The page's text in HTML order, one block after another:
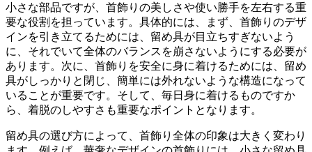
小さな部品ですが、首飾りの美しさや使い勝手を左右する重
要な役割 を担っています。具体的には、まず、首飾りのデザ
インを引き立てるためには、留め具が目立ちすぎないよう
に、それでいて全体のバランスを崩さないようにする必要が
あります。次に、首飾りを安全に身に着けるためには、留め
具がしっかりと閉じ、簡単には外れないような構造になって
いることが重要です。そして、毎日身に着けるものですか
ら、着脱のしやすさも重要なポイントとなります。
留め具の選び方によって、首飾り全体の印象は大きく変わり